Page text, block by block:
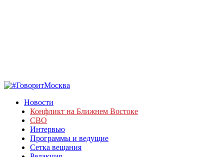
Новости
Конфликт на Ближнем Востоке
СВО
Интервью
Программы и ведущие
Сетка вещания